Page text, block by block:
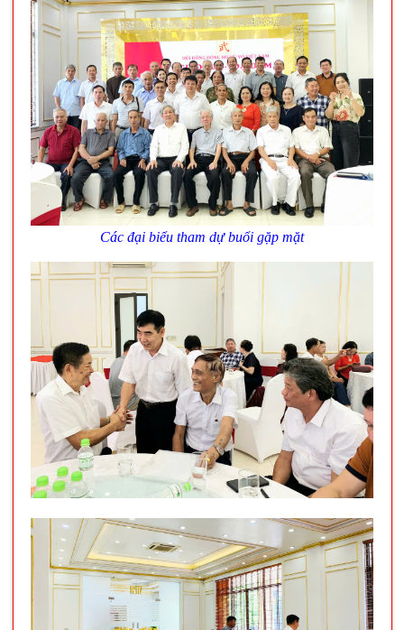
Các đại biểu tham dự buổi gặp mặt